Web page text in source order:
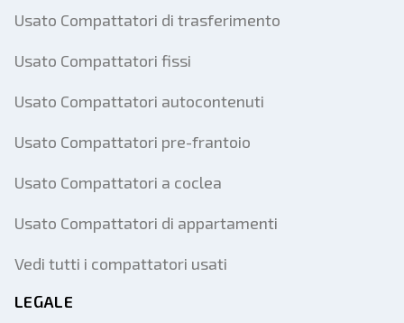
Usato Compattatori di trasferimento
Usato Compattatori fissi
Usato Compattatori autocontenuti
Usato Compattatori pre-frantoio
Usato Compattatori a coclea
Usato Compattatori di appartamenti
Vedi tutti i compattatori usati
LEGALE